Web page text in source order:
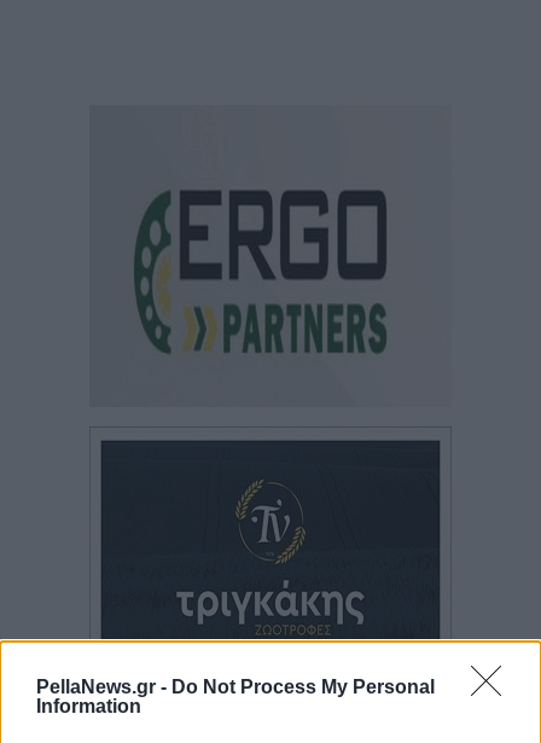
PellaNews.gr - Do Not Process My Personal
Information